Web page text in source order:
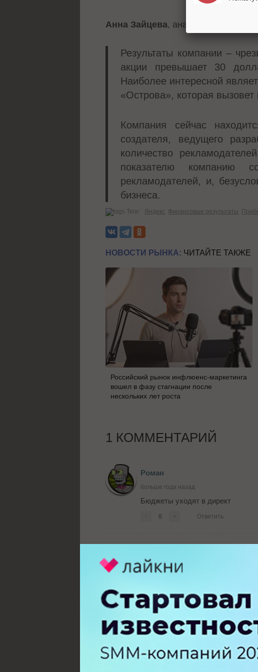
Анна Зайцева, аналитик ИХ
Результаты компании –
акции превышает 30
Наиболее интересной
«Острова», которая
Компания сейчас
создателя, ведущего
количество
показателю компанию
рекламодателей, и,
бизнеса.
Теги: Яндекс Финансовые результаты
НОВОСТИ РЫНКА: ЧИТАЙТЕ ТАКЖЕ
Российский рынок инфлюенс-маркетинга
вошел в фазу стагнации после
нескольких лет роста
1 КОММЕНТАРИЙ
Роман
больше года назад
Бюджеты уходят в директ
0 Ответить
©